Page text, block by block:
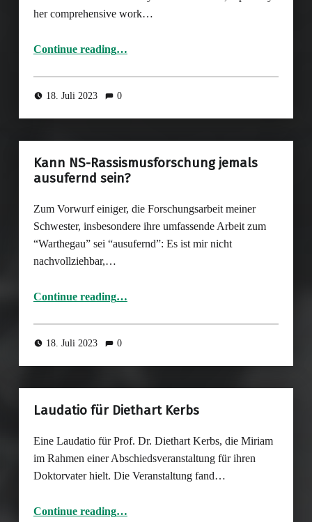
her comprehensive work…
Continue reading“Can Nazi racism research ever be sprawling?”
…
18. Juli 2023 0
Kann NS-Rassismusforschung jemals
ausufernd sein?
Zum Vorwurf einiger, die Forschungsarbeit meiner
Schwester, insbesondere ihre umfassende Arbeit zum
“Warthegau” sei “ausufernd”: Es ist mir nicht
nachvollziehbar,…
Continue reading…
18. Juli 2023 0
Laudatio für Diethart Kerbs
Eine Laudatio für Prof. Dr. Diethart Kerbs, die Miriam
im Rahmen einer Abschiedsveranstaltung für ihren
Doktorvater hielt. Die Veranstaltung fand…
Continue reading…